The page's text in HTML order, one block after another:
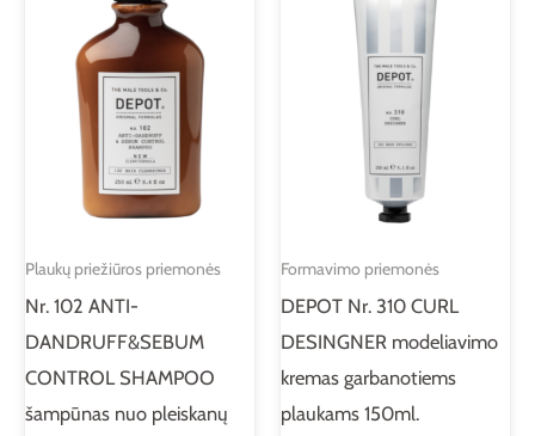
Plaukų priežiūros priemonės
Nr. 102 ANTI-
DANDRUFF&SEBUM
CONTROL SHAMPOO
šampūnas nuo pleiskanų
Formavimo priemonės
DEPOT Nr. 310 CURL
DESINGNER modeliavimo
kremas garbanotiems
plaukams 150ml.